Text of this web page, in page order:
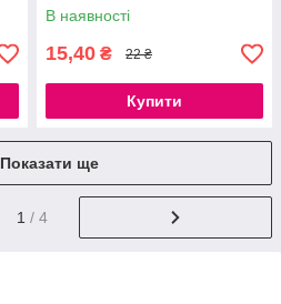
В наявності
15,40 ₴ 22 ₴
Купити
Показати ще
1 / 4